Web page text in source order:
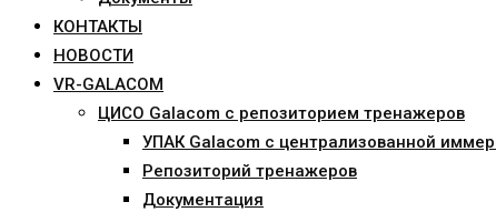
КОНТАКТЫ
НОВОСТИ
VR-GALACOM
ЦИСО Galacom с репозиторием тренажеров
УПАК Galacom с централизованной
Репозиторий тренажеров
Документация